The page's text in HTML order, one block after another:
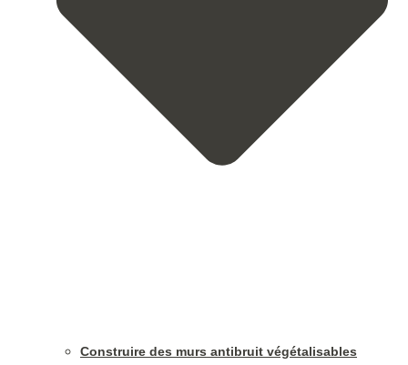
Construire des murs antibruit végétalisables